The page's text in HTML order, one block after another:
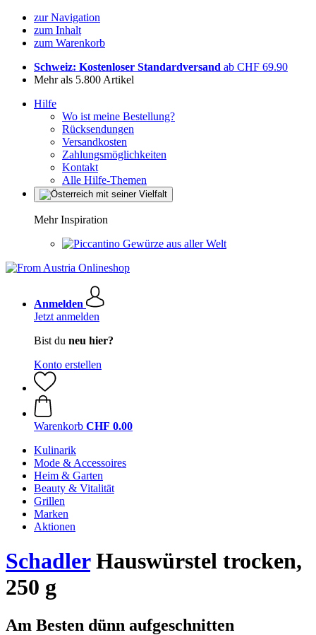
zur Navigation
zum Inhalt
zum Warenkorb
Schweiz: Kostenloser Standardversand ab CHF 69.90
Mehr als 5.800 Artikel
Hilfe
Wo ist meine Bestellung?
Rücksendungen
Versandkosten
Zahlungsmöglichkeiten
Kontakt
Alle Hilfe-Themen
Mehr Inspiration
Gewürze aus aller Welt
Anmelden
Jetzt anmelden
Bist du neu hier?
Konto erstellen
Warenkorb CHF 0.00
Kulinarik
Mode & Accessoires
Heim & Garten
Beauty & Vitalität
Grillen
Marken
Aktionen
SchadlerHauswürstel trocken,
250 g
Am Besten dünn aufgeschnitten